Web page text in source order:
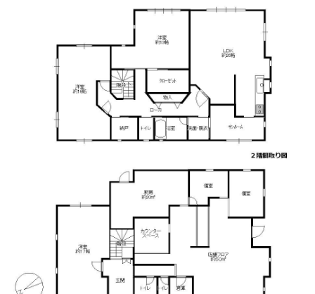
階の大半が店舗、２階が住居という仕様になって
店舗部分の大きな木製の扉を開くと、独自の世界
観が出来上がっており、何かが始まりそうな予
感。厨房、カウンタースペース、フロア、個室が
２部屋と充分な広さ。
荒々しいテクスチャーの左官壁、こだわりの壁
紙、ほとんどが海外製の輸入品という照明器具...
窓のぶどう模様が入ったステンドグラスも建物の
雰囲気によく合っています。
オーナー様の随所に散りばめらたこだわりが調和
して、異世界に潜り込んだかのような高揚感。